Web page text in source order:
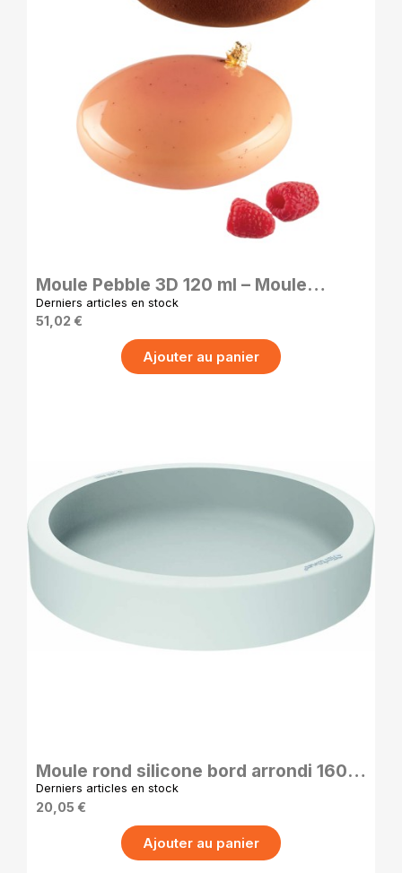
APERÇU RAPIDE
Moule Pebble 3D 120 ml – Moule
Silicone Pâtisserie Professionnel
Derniers articles en stock
51,02 €
Ajouter au panier
Moule rond silicone bord arrondi 160
mm – 600 ml professionnel
Derniers articles en stock
20,05 €
Ajouter au panier